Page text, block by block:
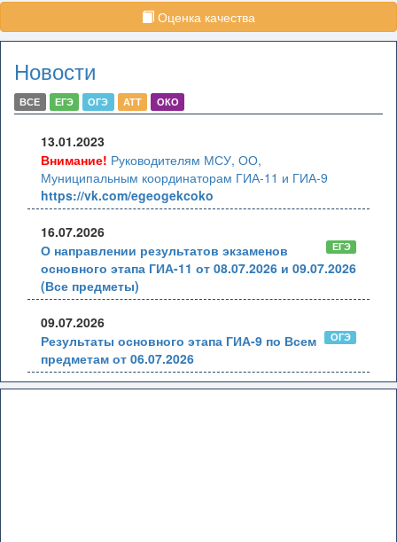
Оценка качества
Новости
ВСЕ ЕГЭ ОГЭ АТТ ОКО
13.01.2023
Внимание! Руководителям МСУ, ОО,
Муниципальным координаторам ГИА-11 и ГИА-9
https://vk.com/egeogekcoko
16.07.2026
ЕГЭ
О направлении результатов экзаменов
основного этапа ГИА-11 от 08.07.2026 и 09.07.2026
(Все предметы)
09.07.2026
ОГЭ
Результаты основного этапа ГИА-9 по Всем
предметам от 06.07.2026